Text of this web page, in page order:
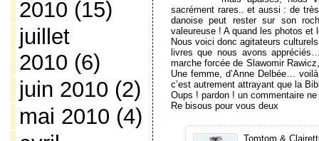
2010 (15)
juillet
2010 (6)
juin 2010 (2)
mai 2010 (4)
sacrément rares.. et aussi : de
danoise peut rester sur son
valeureuse ! A quand les photos et
Nous voici donc agitateurs
livres que nous avons
marche forcée de Slawomir
Une femme, d’Anne Delbée…
c’est autrement attrayant que la
Oups ! pardon ! un commentaire
Re bisous pour vous deux
Tomtom &